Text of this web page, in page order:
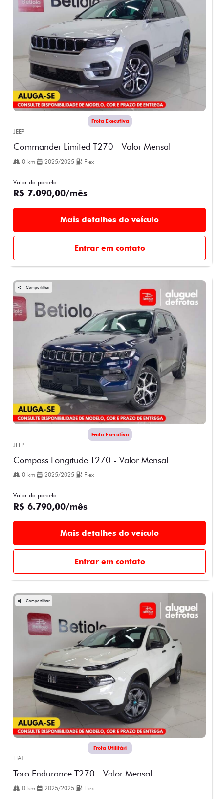
Frota Executiva
JEEP
Commander Limited T270 - Valor Mensal
0 km 2025/2025 Flex
Valor da parcela :
R$ 7.090,00/mês
Mais detalhes do veículo
Entrar em contato
Compartilhar
Frota Executiva
JEEP
Compass Longitude T270 - Valor Mensal
0 km 2025/2025 Flex
Valor da parcela :
R$ 6.790,00/mês
Mais detalhes do veículo
Entrar em contato
Compartilhar
Frota Utilitári
FIAT
Toro Endurance T270 - Valor Mensal
0 km 2025/2025 Flex